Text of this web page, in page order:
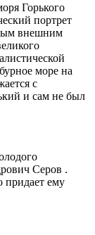
Горького
портрет
внешним
море на
с
и сам не был
Серов .
придает ему